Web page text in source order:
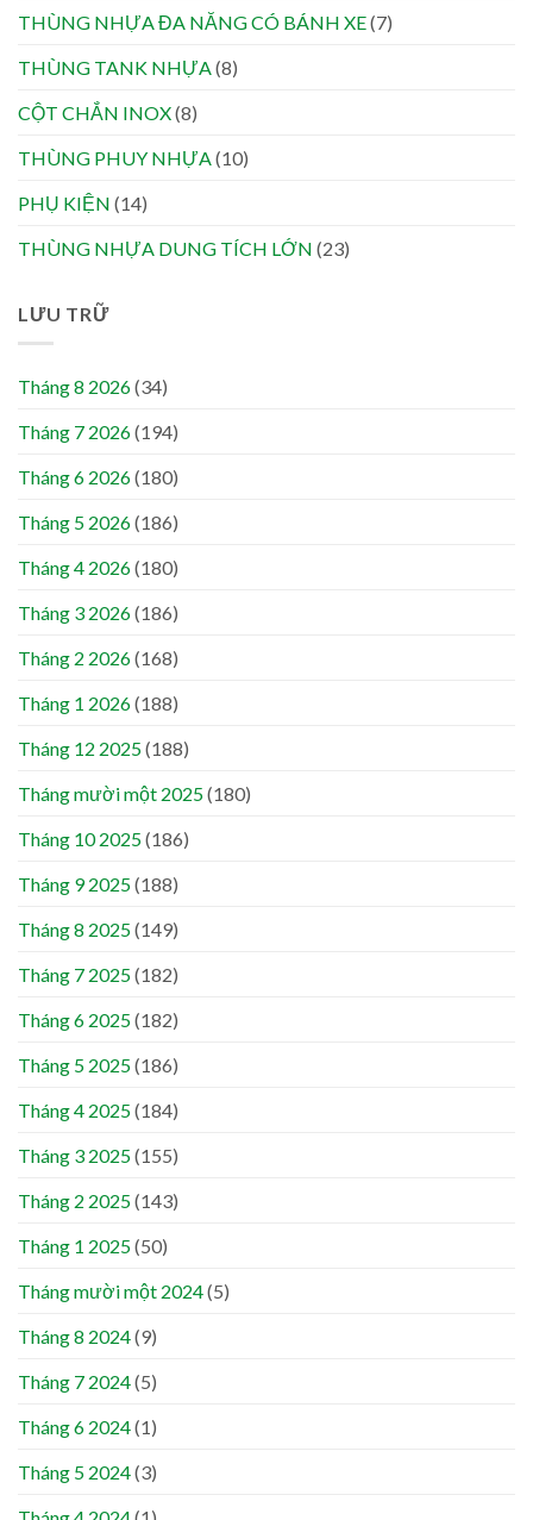
THÙNG NHỰA ĐA NĂNG CÓ BÁNH XE(7)
THÙNG TANK NHỰA(8)
CỘT CHẮN INOX(8)
THÙNG PHUY NHỰA(10)
PHỤ KIỆN (14)
THÙNG NHỰA DUNG TÍCH LỚN (23)
LƯU TRỮ
Tháng 8 2026(34)
Tháng 7 2026(194)
Tháng 6 2026(180)
Tháng 5 2026(186)
Tháng 4 2026(180)
Tháng 3 2026(186)
Tháng 2 2026(168)
Tháng 1 2026(188)
Tháng 12 2025(188)
Tháng mười một 2025(180)
Tháng 10 2025(186)
Tháng 9 2025(188)
Tháng 8 2025(149)
Tháng 7 2025(182)
Tháng 6 2025(182)
Tháng 5 2025(186)
Tháng 4 2025(184)
Tháng 3 2025(155)
Tháng 2 2025(143)
Tháng 1 2025(50)
Tháng mười một 2024(5)
Tháng 8 2024(9)
Tháng 7 2024(5)
Tháng 6 2024(1)
Tháng 5 2024(3)